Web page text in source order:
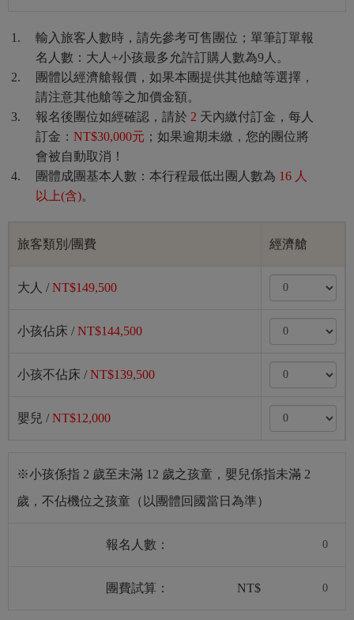
輸入旅客人數時，請先參考可售團位；單筆訂單報
名人數：大人+小孩最多允許訂購人數為9人。
團體以經濟艙報價，如果本團提供其他艙等選擇，
請注意其他艙等之加價金額。
報名後團位如經確認，請於 2 天內繳付訂金，每人
訂金： NT$30,000元 ；如果逾期未繳，您的團位將
會被自動取消！
團體成團基本人數：本行程最低出團人數為 16 人
以上(含)。
旅客類別/團費 經濟艙
大人 /NT$149,500
小孩佔床 /NT$144,500
小孩不佔床 /NT$139,500
嬰兒 /NT$12,000
※小孩係指 2 歲至未滿 12 歲之孩童，嬰兒係指未滿 2
歲，不佔機位之孩童（以團體回國當日為準）
報名人數：
團費試算： NT$